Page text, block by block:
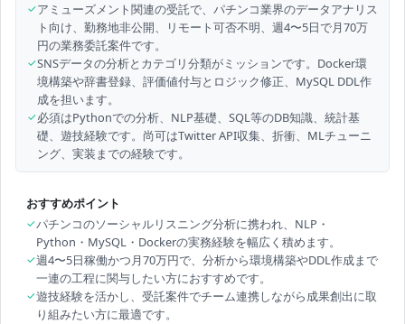
✓アミューズメント関連の受託で、パチンコ業界のデータアナリス
ト向け、勤務地非公開、リモート可否不明、週4〜5日で月70万
円の業務委託案件です。
✓SNSデータの分析とカテゴリ分類がミッションです。Docker環
境構築や辞書登録、評価値付与とロジック修正、MySQL DDL作
成を担います。
✓必須はPythonでの分析、NLP基礎、SQL等のDB知識、統計基
礎、遊技経験です。尚可はTwitter API収集、折衝、MLチューニ
ング、実装までの経験です。
おすすめポイント
✓パチンコのソーシャルリスニング分析に携われ、NLP・
Python・MySQL・Dockerの実務経験を幅広く積めます。
✓週4〜5日稼働かつ月70万円で、分析から環境構築やDDL作成まで
一連の工程に関与したい方におすすめです。
✓遊技経験を活かし、受託案件でチーム連携しながら成果創出に取
り組みたい方に最適です。